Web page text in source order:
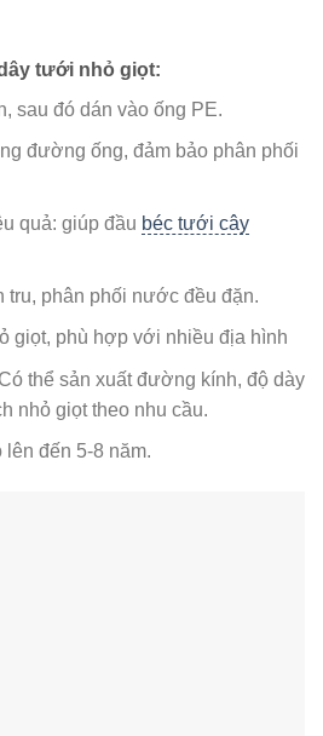
tưới nhỏ giọt:
sau đó dán vào ống PE.
đường ống, đảm bảo phân phối
quả: giúp đầu béc tưới cây
tru, phân phối nước đều đặn.
giọt, phù hợp với nhiều địa hình
thể sản xuất đường kính, độ dày
nhỏ giọt theo nhu cầu.
đến 5-8 năm.